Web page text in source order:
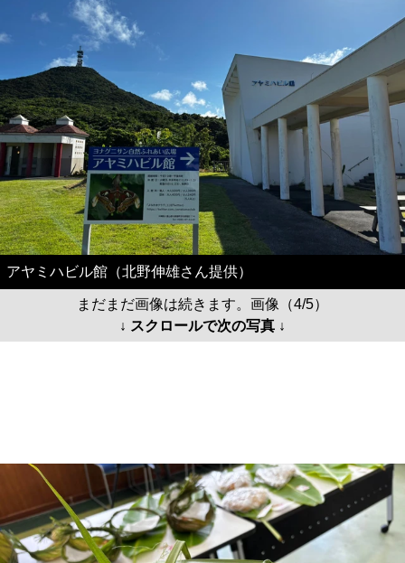
アヤミハビル館（北野伸雄さん提供）
まだまだ画像は続きます。画像（4/5）
↓ スクロールで次の写真 ↓